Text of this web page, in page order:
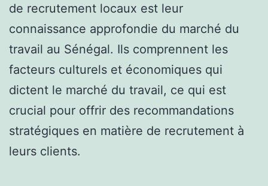
de recrutement locaux est leur
connaissance approfondie du marché du
travail au Sénégal. Ils comprennent les
facteurs culturels et économiques qui
dictent le marché du travail, ce qui est
crucial pour offrir des recommandations
stratégiques en matière de recrutement à
leurs clients.